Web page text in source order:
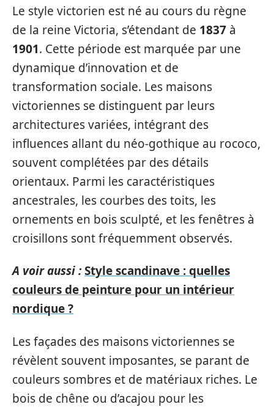
Le style victorien est né au cours du règne
de la reine Victoria, s’étendant de 1837 à
1901. Cette période est marquée par une
dynamique d’innovation et de
transformation sociale. Les maisons
victoriennes se distinguent par leurs
architectures variées, intégrant des
influences allant du néo-gothique au rococo,
souvent complétées par des détails
orientaux. Parmi les caractéristiques
ancestrales, les courbes des toits, les
ornements en bois sculpté, et les fenêtres à
croisillons sont fréquemment observés.
A voir aussi :Style scandinave : quelles
couleurs de peinture pour un intérieur
nordique ?
Les façades des maisons victoriennes se
révèlent souvent imposantes, se parant de
couleurs sombres et de matériaux riches. Le
bois de chêne ou d’acajou pour les